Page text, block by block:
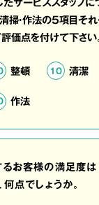
清掃・作法の5項目そ
価点を付けて下さい
整頓 10 清潔
作法
お客様の満足度は
点でしょうか。